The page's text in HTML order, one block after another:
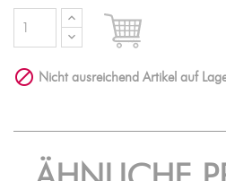

 Nicht ausreichend Artikel auf